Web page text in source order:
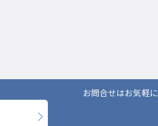
お問合せはお気軽に